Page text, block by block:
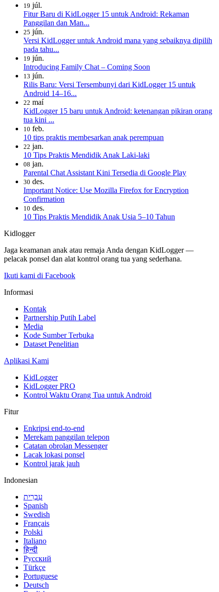
19 júl.
Fitur Baru di KidLogger 15 untuk Android: Rekaman
Panggilan dan Man...
25 jún.
Versi KidLogger untuk Android mana yang sebaiknya dipilih
pada tahu...
19 jún.
Introducing Family Chat – Coming Soon
13 jún.
Rilis Baru: Versi Tersembunyi dari KidLogger 15 untuk
Android 14–16...
22 maí
KidLogger 15 baru untuk Android: ketenangan pikiran orang
tua kini ...
10 feb.
10 tips praktis membesarkan anak perempuan
22 jan.
10 Tips Praktis Mendidik Anak Laki-laki
08 jan.
Parental Chat Assistant Kini Tersedia di Google Play
30 des.
Important Notice: Use Mozilla Firefox for Encryption
Confirmation
10 des.
10 Tips Praktis Mendidik Anak Usia 5–10 Tahun
Kidlogger
Jaga keamanan anak atau remaja Anda dengan KidLogger —
pelacak ponsel dan alat kontrol orang tua yang sederhana.
Ikuti kami di Facebook
Informasi
Kontak
Partnership Putih Label
Media
Kode Sumber Terbuka
Dataset Penelitian
Aplikasi Kami
KidLogger
KidLogger PRO
Kontrol Waktu Orang Tua untuk Android
Fitur
Enkripsi end-to-end
Merekam panggilan telepon
Catatan obrolan Messenger
Lacak lokasi ponsel
Kontrol jarak jauh
Indonesian
עִבְרִית
Spanish
Swedish
Français
Polski
Italiano
हिन्दी
Русский
Türkçe
Portuguese
Deutsch